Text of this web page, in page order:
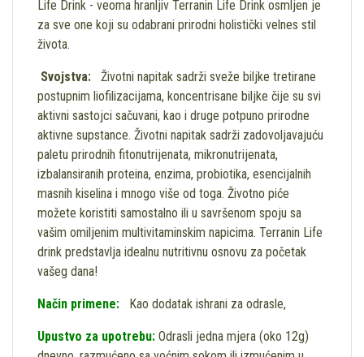
Life Drink - veoma hranljiv Terranin Life Drink osmljen je
za sve one koji su odabrani prirodni holistički velnes stil
života.
Svojstva: Životni napitak sadrži sveže biljke tretirane
postupnim liofilizacijama, koncentrisane biljke čije su svi
aktivni sastojci sačuvani, kao i druge potpuno prirodne
aktivne supstance. Životni napitak sadrži zadovoljavajuću
paletu prirodnih fitonutrijenata, mikronutrijenata,
izbalansiranih proteina, enzima, probiotika, esencijalnih
masnih kiselina i mnogo više od toga. Životno piće
možete koristiti samostalno ili u savršenom spoju sa
vašim omiljenim multivitaminskim napicima. Terranin Life
drink predstavlja idealnu nutritivnu osnovu za početak
vašeg dana!
Način primene: Kao dodatak ishrani za odrasle,
Upustvo za upotrebu: Odrasli jedna mjera (oko 12g)